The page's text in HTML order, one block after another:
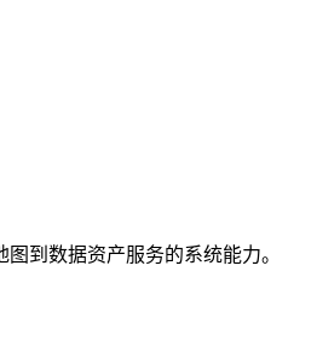
到数据资产服务的系统能力。